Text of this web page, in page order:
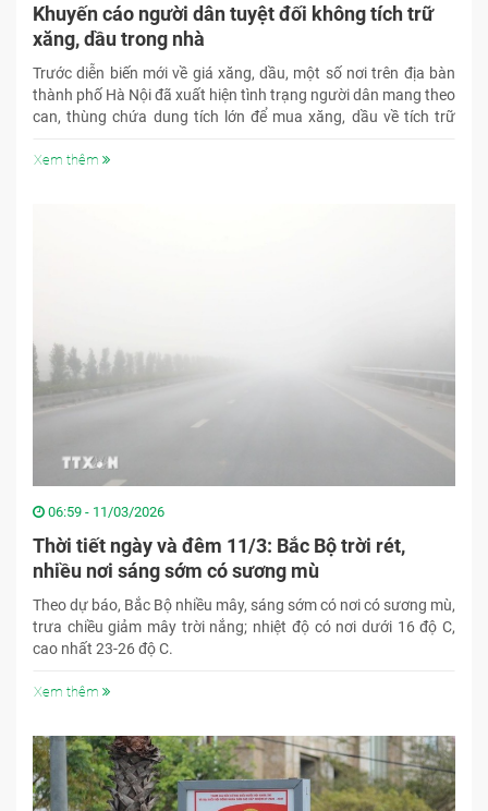
Khuyến cáo người dân tuyệt đối không tích trữ
xăng, dầu trong nhà
Trước diễn biến mới về giá xăng, dầu, một số nơi trên địa bàn
thành phố Hà Nội đã xuất hiện tình trạng người dân mang theo
can, thùng chứa dung tích lớn để mua xăng, dầu về tích trữ
Xem thêm
06:59 - 11/03/2026
Thời tiết ngày và đêm 11/3: Bắc Bộ trời rét,
nhiều nơi sáng sớm có sương mù
Theo dự báo, Bắc Bộ nhiều mây, sáng sớm có nơi có sương mù,
trưa chiều giảm mây trời nắng; nhiệt độ có nơi dưới 16 độ C,
cao nhất 23-26 độ C.
Xem thêm